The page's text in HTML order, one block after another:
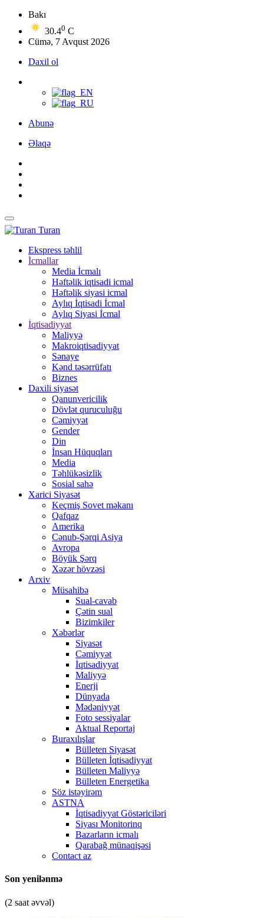
Bakı
30.40 C
Cümə, 7 Avqust 2026
Daxil ol
Abunə
Əlaqə
Turan
Ekspress təhlil
İcmallar
Media İcmalı
Həftəlik iqtisadi icmal
Həftəlik siyasi icmal
Aylıq İqtisadi İcmal
Aylıq Siyasi İcmal
İqtisadiyyat
Maliyyə
Makroiqtisadiyyat
Sənaye
Kənd təsərrüfatı
Biznes
Daxili siyasət
Qanunvericilik
Dövlət quruculuğu
Cəmiyyət
Gender
Din
İnsan Hüquqları
Media
Təhlükəsizlik
Sosial sahə
Xarici Siyasət
Keçmiş Sovet məkanı
Qafqaz
Amerika
Cənub-Şərqi Asiya
Avropa
Böyük Şərq
Xəzər hövzəsi
Arxiv
Müsahibə
Sual-cavab
Çətin sual
Bizimkiler
Xəbərlər
Siyasət
Cəmiyyət
İqtisadiyyat
Maliyyə
Enerji
Dünyada
Mədəniyyət
Foto sessiyalar
Aktual Reportaj
Buraxılışlar
Bülleten Siyasət
Bülleten İqtisadiyyat
Bülleten Maliyyə
Bülleten Energetika
Söz istəyirəm
ASTNA
İqtisadiyyat Göstəriciləri
Siyası Monitorinq
Bazarların icmalı
Qarabağ münaqişəsi
Contact az
Son yenilənmə
(2 saat əvvəl)